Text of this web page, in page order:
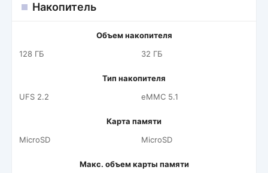
Накопитель
Объем накопителя
128 ГБ
32 ГБ
Тип накопителя
UFS 2.2
eMMC 5.1
Карта памяти
MicroSD
MicroSD
Макс. объем карты памяти